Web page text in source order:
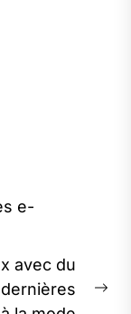
e-
avec du